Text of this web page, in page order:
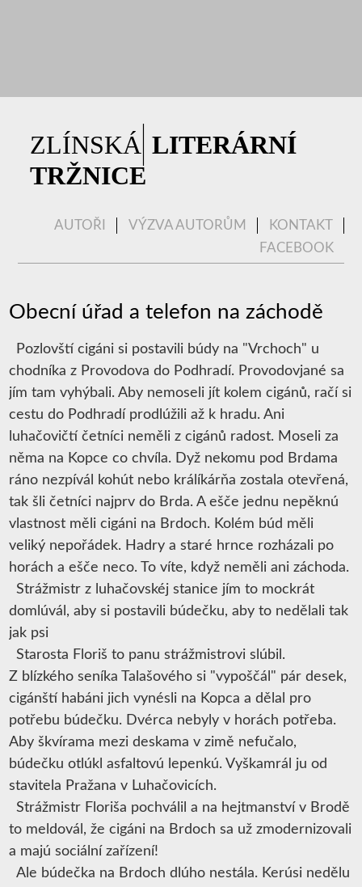
ZLÍNSKÁ| LITERÁRNÍ
TRŽNICE
AUTOŘI VÝZVA AUTORŮM
KONTAKT
FACEBOOK
Obecní úřad a telefon na záchodě
Pozlovští cigáni si postavili búdy na "Vrchoch" u
chodníka z Provodova do Podhradí. Provodovjané sa
jím tam vyhýbali. Aby nemoseli jít kolem cigánů, račí si
cestu do Podhradí prodlúžili až k hradu. Ani
luhačovičtí četníci neměli z cigánů radost. Moseli za
něma na Kopce co chvíla. Dyž nekomu pod Brdama
ráno nezpívál kohút nebo králíkárňa zostala otevřená,
tak šli četníci najprv do Brda. A ešče jednu nepěknú
vlastnost měli cigáni na Brdoch. Kolém búd měli
veliký nepořádek. Hadry a staré hrnce rozházali po
horách a ešče neco. To víte, když neměli ani záchoda.
Strážmistr z luhačovskéj stanice jím to mockrát
domlúvál, aby si postavili búdečku, aby to nedělali tak
jak psi
Starosta Floriš to panu strážmistrovi slúbil.
Z blízkého seníka Talašového si "vypoščál" pár desek,
cigánští habáni jich vynésli na Kopca a dělal pro
potřebu búdečku. Dvérca nebyly v horách potřeba.
Aby škvírama mezi deskama v zimě nefučalo,
búdečku otlúkl asfaltovú lepenkú. Vyškamrál ju od
stavitela Pražana v Luhačovicích.
Strážmistr Floriša pochválil a na hejtmanství v Brodě
to meldovál, že cigáni na Brdoch sa už zmodernizovali
a majú sociální zařízení!
Ale búdečka na Brdoch dlúho nestála. Kerúsi nedělu